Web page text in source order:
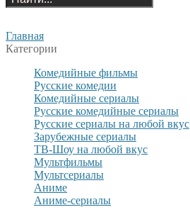
Главная
Категории
Комедийные фильмы
Русские комедии
Комедийные сериалы
Русские комедийные сериалы
Русские сериалы на любой вкус
Зарубежные сериалы
ТВ-Шоу на любой вкус
Мультфильмы
Мультсериалы
Аниме
Аниме-сериалы